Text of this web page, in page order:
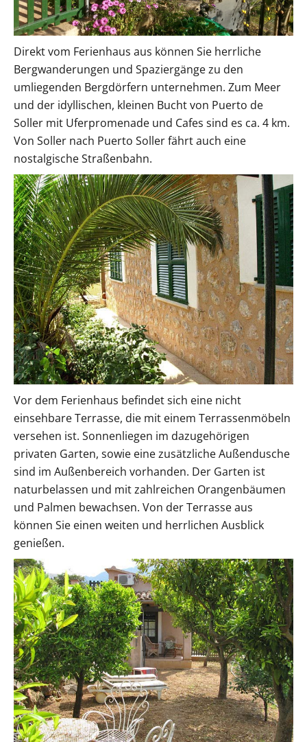
Direkt vom Ferienhaus aus können Sie herrliche
Bergwanderungen und Spaziergänge zu den
umliegenden Bergdörfern unternehmen. Zum Meer
und der idyllischen, kleinen Bucht von Puerto de
Soller mit Uferpromenade und Cafes sind es ca. 4 km.
Von Soller nach Puerto Soller fährt auch eine
nostalgische Straßenbahn.
Vor dem Ferienhaus befindet sich eine nicht
einsehbare Terrasse, die mit einem Terrassenmöbeln
versehen ist. Sonnenliegen im dazugehörigen
privaten Garten, sowie eine zusätzliche Außendusche
sind im Außenbereich vorhanden. Der Garten ist
naturbelassen und mit zahlreichen Orangenbäumen
und Palmen bewachsen. Von der Terrasse aus
können Sie einen weiten und herrlichen Ausblick
genießen.